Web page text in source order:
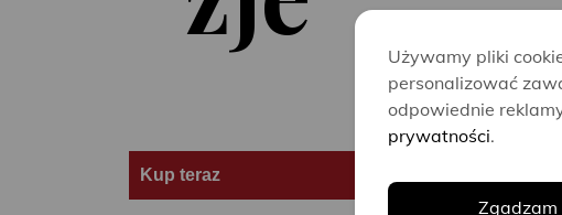
Kup teraz
Używamy pliki
personalizować
odpowiednie
prywatności.
Zgadzam